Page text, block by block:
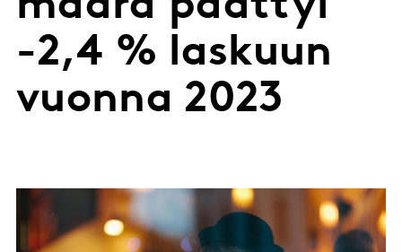
-2,4 % laskuun
vuonna 2023